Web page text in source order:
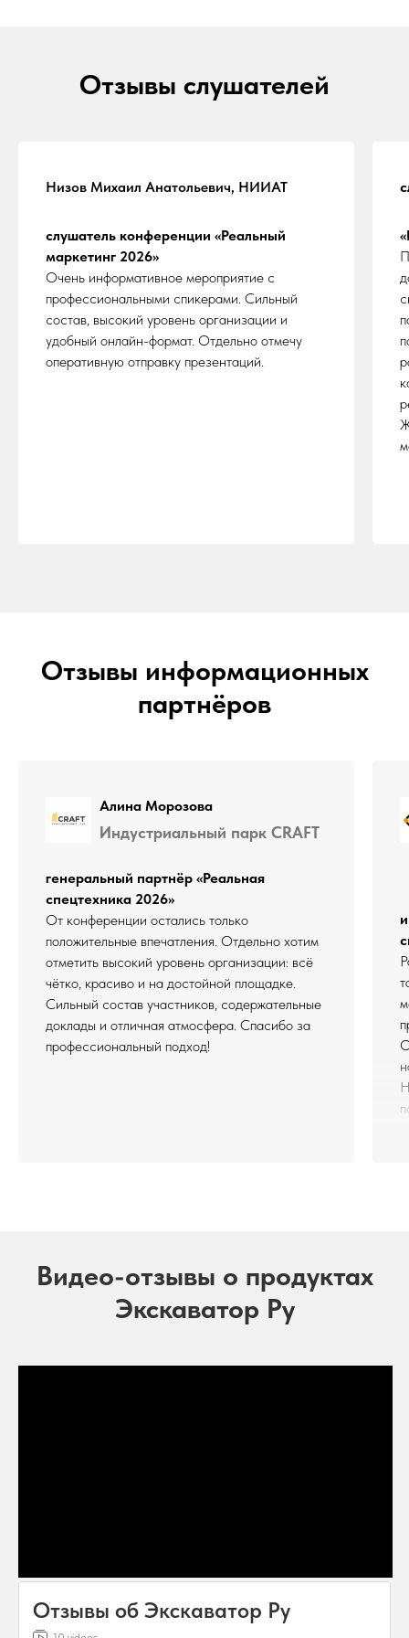
Отзывы слушателей
Низов Михаил Анатольевич, НИИАТ
слушатель конференции «Реальный
маркетинг 2026»
Очень информативное мероприятие с
профессиональными спикерами. Сильный
состав, высокий уровень организации и
удобный онлайн-формат. Отдельно отмечу
оперативную отправку презентаций.
Отзывы информационных
партнёров
Алина Морозова
Индустриальный парк CRAFT
генеральный партнёр «Реальная
спецтехника 2026»
От конференции остались только
положительные впечатления. Отдельно хотим
отметить высокий уровень организации: всё
чётко, красиво и на достойной площадке.
Сильный состав участников, содержательные
доклады и отличная атмосфера. Спасибо за
профессиональный подход!
Видео-отзывы о продуктах
Экскаватор Ру
Отзывы об Экскаватор Ру